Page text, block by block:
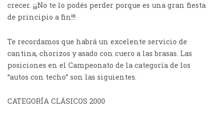
crecer. ¡¡¡No te lo podés perder porque es una gran fiesta
de principio a fin!!!
Te recordamos que habrá un excelente servicio de
cantina, chorizos y asado con cuero a las brasas. Las
posiciones en el Campeonato de la categoría de los
“autos con techo” son las siguientes.
CATEGORÍA CLÁSICOS 2000